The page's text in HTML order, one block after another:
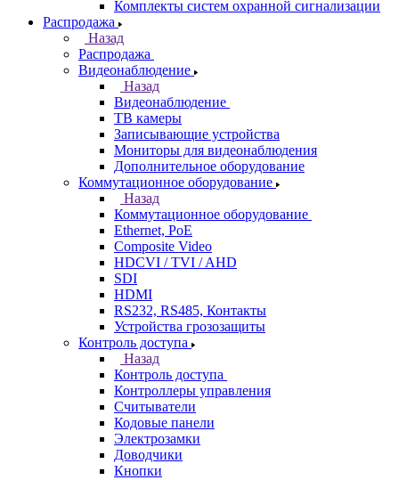
Комплекты систем охранной сигнализации
Распродажа
Назад
Распродажа
Видеонаблюдение
Назад
Видеонаблюдение
ТВ камеры
Записывающие устройства
Мониторы для видеонаблюдения
Дополнительное оборудование
Коммутационное оборудование
Назад
Коммутационное оборудование
Ethernet, PoE
Composite Video
HDCVI / TVI / AHD
SDI
HDMI
RS232, RS485, Контакты
Устройства грозозащиты
Контроль доступа
Назад
Контроль доступа
Контроллеры управления
Считыватели
Кодовые панели
Электрозамки
Доводчики
Кнопки